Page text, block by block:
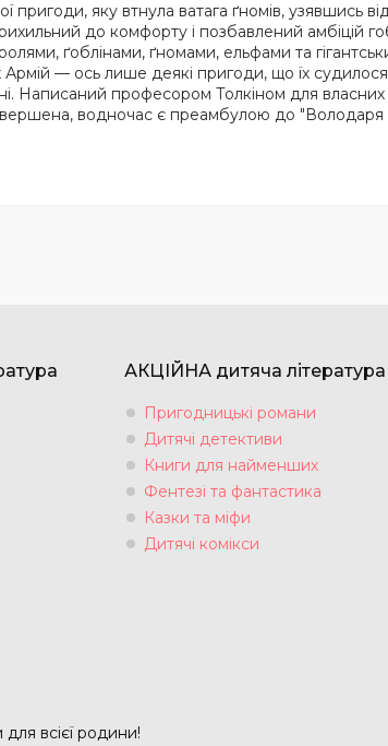
пригоди, яку втнула ватага ґномів,
до комфорту і позбавлений амбіцій
ґоблінами, ґномами, ельфами та
Армій — ось лише деякі пригоди, що їх
Написаний професором Толкіном для
водночас є преамбулою до "Володаря
АКЦІЙНА дитяча література
Пригодницькі романи
Дитячі детективи
Книги для найменших
Фентезі та фантастика
Казки та міфи
Дитячі комікси
всієї родини!